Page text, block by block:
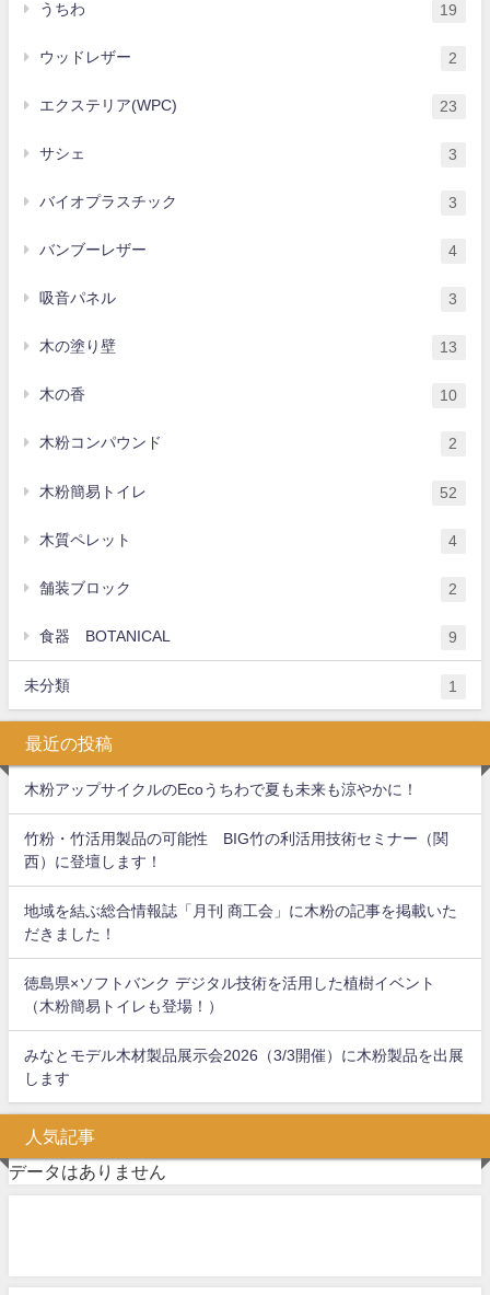
うちわ 19
ウッドレザー 2
エクステリア(WPC) 23
サシェ 3
バイオプラスチック 3
バンブーレザー 4
吸音パネル 3
木の塗り壁 13
木の香 10
木粉コンパウンド 2
木粉簡易トイレ 52
木質ペレット 4
舗装ブロック 2
食器 BOTANICAL 9
未分類 1
最近の投稿
木粉アップサイクルのEcoうちわで夏も未来も涼やかに！
竹粉・竹活用製品の可能性 BIG竹の利活用技術セミナー（関
西）に登壇します！
地域を結ぶ総合情報誌「月刊 商工会」に木粉の記事を掲載いた
だきました！
徳島県×ソフトバンク デジタル技術を活用した植樹イベント
（木粉簡易トイレも登場！）
みなとモデル木材製品展示会2026（3/3開催）に木粉製品を出展
します
人気記事
データはありません